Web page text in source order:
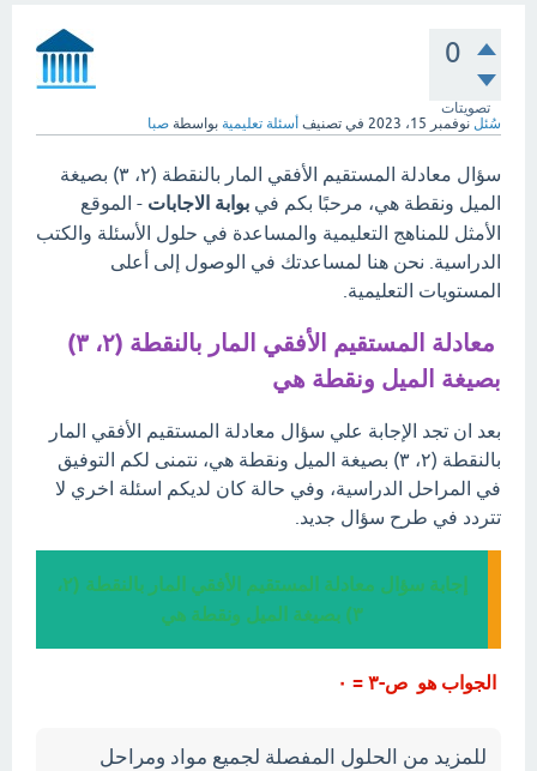
0
تصويتات
سُئل نوفمبر 15، 2023 في تصنيف أسئلة تعليمية بواسطة صبا
سؤال معادلة المستقيم الأفقي المار بالنقطة (٢، ٣) بصيغة
الميل ونقطة هي، مرحبًا بكم في بوابة الاجابات - الموقع
الأمثل للمناهج التعليمية والمساعدة في حلول الأسئلة والكتب
الدراسية. نحن هنا لمساعدتك في الوصول إلى أعلى
المستويات التعليمية.
معادلة المستقيم الأفقي المار بالنقطة (٢، ٣)
بصيغة الميل ونقطة هي
بعد ان تجد الإجابة علي سؤال معادلة المستقيم الأفقي المار
بالنقطة (٢، ٣) بصيغة الميل ونقطة هي، نتمنى لكم التوفيق
في المراحل الدراسية، وفي حالة كان لديكم اسئلة اخري لا
تتردد في طرح سؤال جديد.
إجابة سؤال معادلة المستقيم الأفقي المار بالنقطة (٢،
٣) بصيغة الميل ونقطة هي
الجواب هو ص-٣ = ٠
للمزيد من الحلول المفصلة لجميع مواد ومراحل